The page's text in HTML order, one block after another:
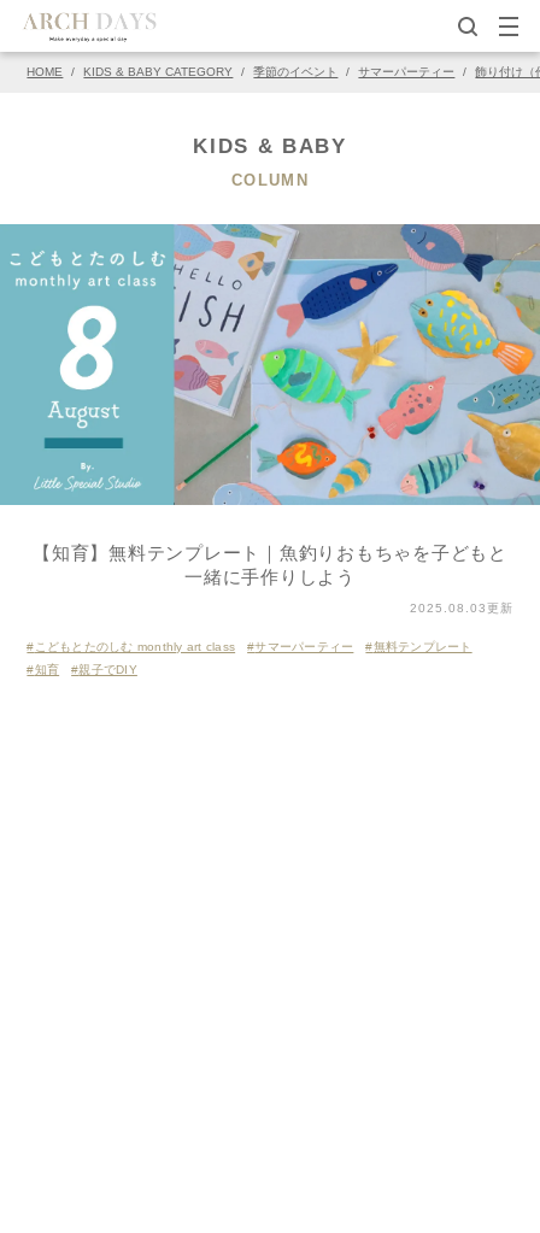
HOME / KIDS & BABY CATEGORY / 季節のイベント / サマーパーティー / 飾り付け（
KIDS & BABY
COLUMN
【知育】無料テンプレート｜魚釣りおもちゃを子どもと
一緒に手作りしよう
2025.08.03更新
こどもとたのしむ monthly art class サマーパーティー
無料テンプレート
知育
親子でDIY
▽この写真の元ページ